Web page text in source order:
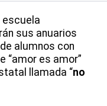
escuela
sus anuarios
alumnos con
“amor es amor”
llamada “no